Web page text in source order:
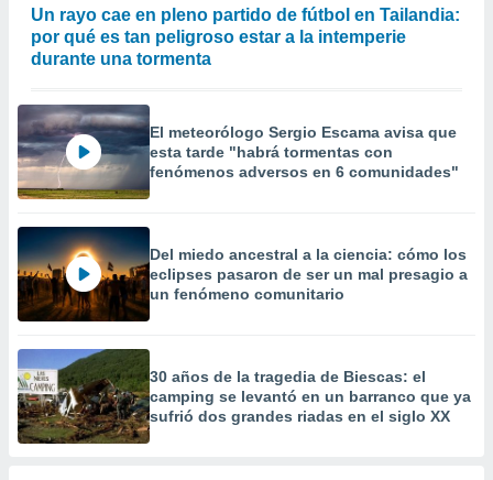
Un rayo cae en pleno partido de fútbol en Tailandia:
por qué es tan peligroso estar a la intemperie
durante una tormenta
El meteorólogo Sergio Escama avisa que
esta tarde "habrá tormentas con
fenómenos adversos en 6 comunidades"
Del miedo ancestral a la ciencia: cómo los
eclipses pasaron de ser un mal presagio a
un fenómeno comunitario
30 años de la tragedia de Biescas: el
camping se levantó en un barranco que ya
sufrió dos grandes riadas en el siglo XX